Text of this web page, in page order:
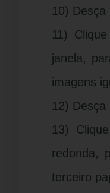
10)
11)
janela,
imagens
12)
13)
redonda,
terceiro